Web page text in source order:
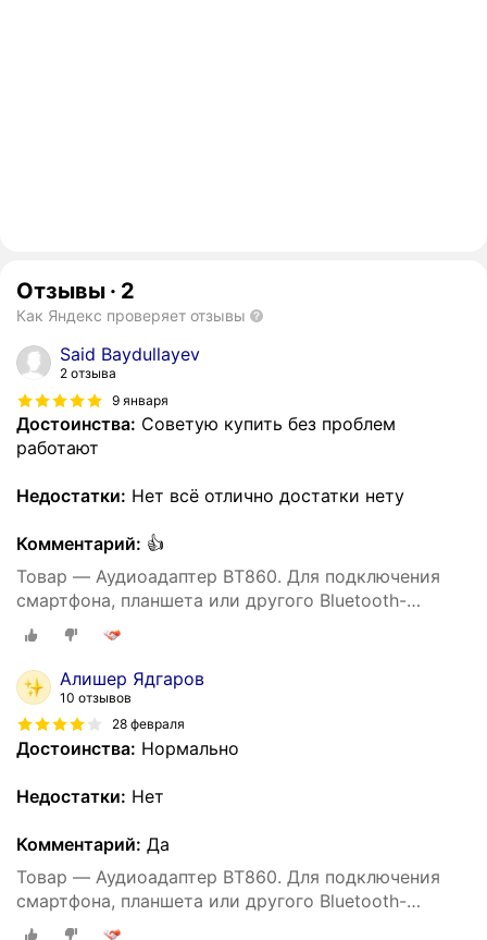
Отзывы · 2
Как Яндекс проверяет отзывы
Said Baydullayev
2 отзыва
9 января
Достоинства: Советую купить без проблем
работают
Недостатки: Нет всё отлично достатки нету
Комментарий: 👍
Товар — Аудиоадаптер BT860. Для подключения
смартфона, планшета или другого Bluetooth-
устройства к устройствам с AUX входом
Алишер Ядгаров
10 отзывов
28 февраля
Достоинства: Нормально
Недостатки: Нет
Комментарий: Да
Товар — Аудиоадаптер BT860. Для подключения
смартфона, планшета или другого Bluetooth-
устройства к устройствам с AUX входом